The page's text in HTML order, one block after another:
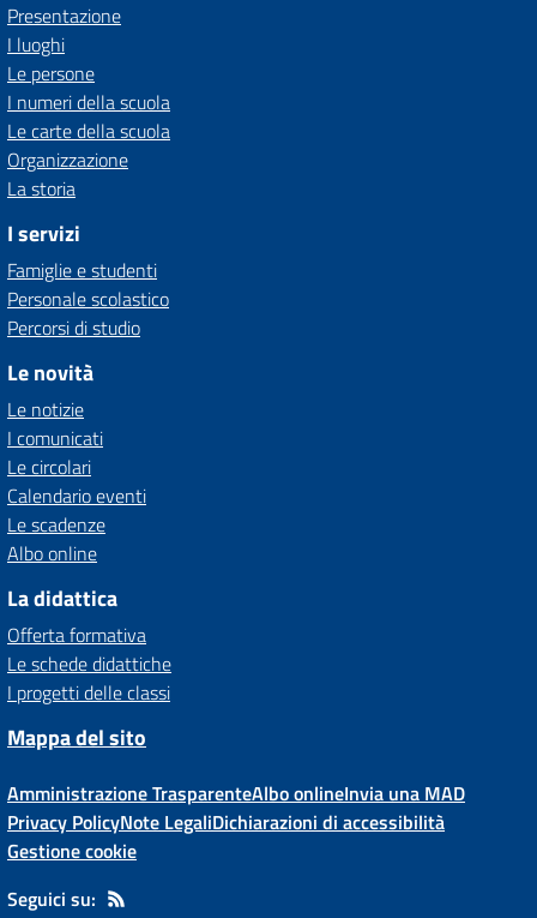
Presentazione
I luoghi
Le persone
I numeri della scuola
Le carte della scuola
Organizzazione
La storia
I servizi
Famiglie e studenti
Personale scolastico
Percorsi di studio
Le novità
Le notizie
I comunicati
Le circolari
Calendario eventi
Le scadenze
Albo online
La didattica
Offerta formativa
Le schede didattiche
I progetti delle classi
Mappa del sito
Amministrazione TrasparenteAlbo onlineInvia una MAD
Privacy PolicyNote LegaliDichiarazioni di accessibilità
Gestione cookie
Seguici su: